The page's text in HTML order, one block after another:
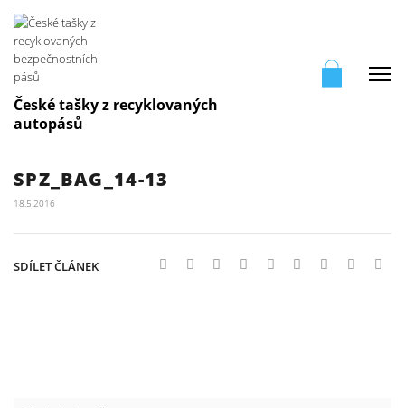
České tašky z recyklovaných
autopásů
SPZ_BAG_14-13
18.5.2016
SDÍLET ČLÁNEK